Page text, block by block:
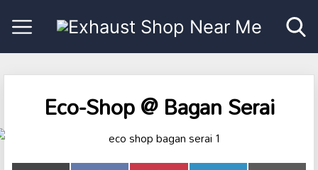
Eco-Shop @ Bagan Serai